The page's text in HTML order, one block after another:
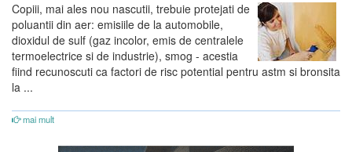
Copiii, mai ales nou nascutii, trebuie protejati de
poluantii din aer: emisiile de la automobile,
dioxidul de sulf (gaz incolor, emis de centralele
termoelectrice si de industrie), smog - acestia
fiind recunoscuti ca factori de risc potential pentru astm si bronsita
la ...
mai mult